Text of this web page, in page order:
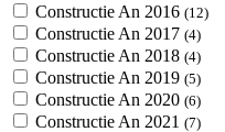
Constructie An 2016 (12)
Constructie An 2017 (4)
Constructie An 2018 (4)
Constructie An 2019 (5)
Constructie An 2020 (6)
Constructie An 2021 (7)